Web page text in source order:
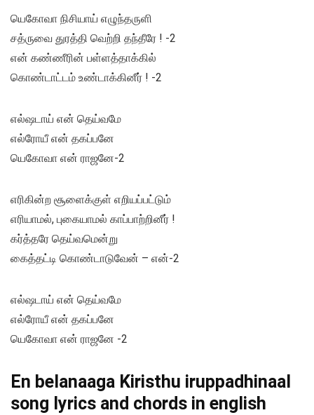
யெகோவா நிசியாய் எழுந்தருளி
சத்ருவை துரத்தி வெற்றி தந்தீரே ! -2
என் கண்ணீரின் பள்ளத்தாக்கில்
கொண்டாட்டம் உண்டாக்கினீர் ! -2
எல்ஷடாய் என் தெய்வமே
எல்ரோயீ என் தகப்பனே
யெகோவா என் ராஜனே-2
எரிகின்ற சூளைக்குள் எறியப்பட்டும்
எரியாமல், புகையாமல் காப்பாற்றினீர் !
கர்த்தரே தெய்வமென்று
கைத்தட்டி கொண்டாடுவேன் – என்-2
எல்ஷடாய் என் தெய்வமே
எல்ரோயீ என் தகப்பனே
யெகோவா என் ராஜனே -2
En belanaaga Kiristhu iruppadhinaal
song lyrics and chords in english